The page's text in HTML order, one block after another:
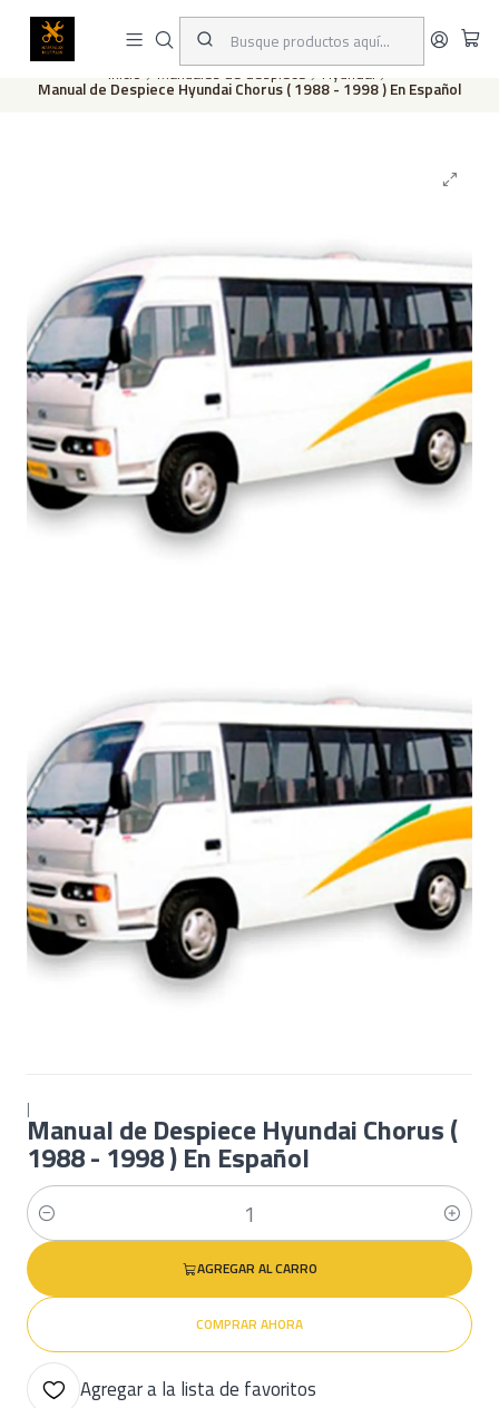
Este es el texto del slide
Inicio Manuales de despiece Hyundai
Manual de Despiece Hyundai Chorus ( 1988 - 1998 ) En Español
|
Manual de Despiece Hyundai Chorus (
1988 - 1998 ) En Español
Cantidad
AGREGAR AL CARRO
COMPRAR AHORA
Agregar a la lista de favoritos